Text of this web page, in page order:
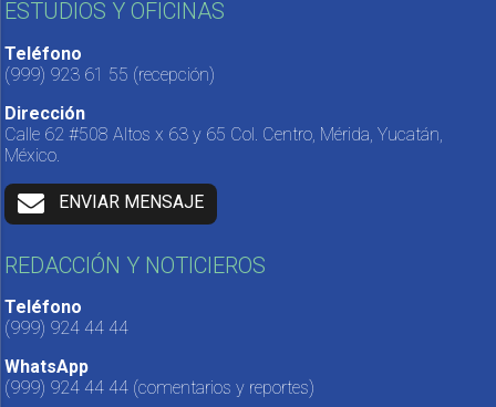
ESTUDIOS Y OFICINAS
Teléfono
(999) 923 61 55 (recepción)
Dirección
Calle 62 #508 Altos x 63 y 65 Col. Centro, Mérida, Yucatán,
México.
ENVIAR MENSAJE
REDACCIÓN Y NOTICIEROS
Teléfono
(999) 924 44 44
WhatsApp
(999) 924 44 44 (comentarios y reportes)